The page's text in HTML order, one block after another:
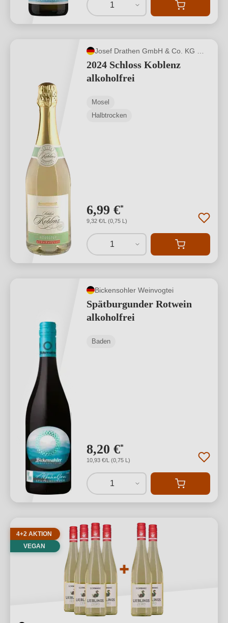
1
2024 Schloss Koblenz
alkoholfrei
Mosel
Halbtrocken
6,99 €*
9,32 €/L (0,75 L)
1
Bickensohler Weinvogtei
Spätburgunder Rotwein
alkoholfrei
Baden
8,20 €*
10,93 €/L (0,75 L)
1
4+2 AKTION
VEGAN